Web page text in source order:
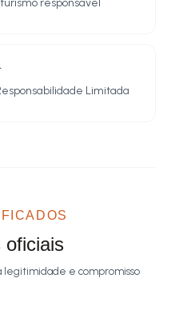
Limitada
oficiais
legitimidade e compromisso